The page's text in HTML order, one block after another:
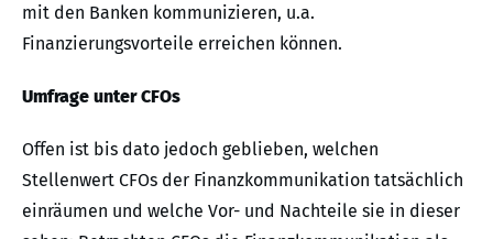
mit den Banken kommunizieren, u.a.
Finanzierungsvorteile erreichen können.
Umfrage unter CFOs
Offen ist bis dato jedoch geblieben, welchen
Stellenwert CFOs der Finanzkommunikation tatsächlich
einräumen und welche Vor- und Nachteile sie in dieser